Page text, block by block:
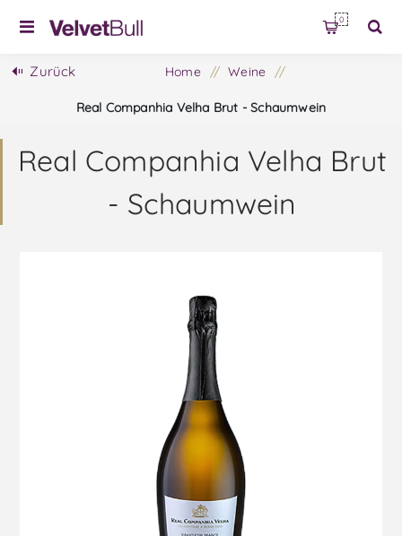
0
Zurück Home / Weine /
Real Companhia Velha Brut - Schaumwein
Real Companhia Velha Brut
- Schaumwein